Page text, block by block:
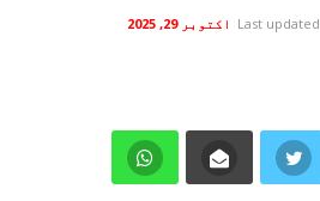
Last updated اکتوبر 29, 2025